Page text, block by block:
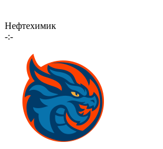
Нефтехимик
-:-